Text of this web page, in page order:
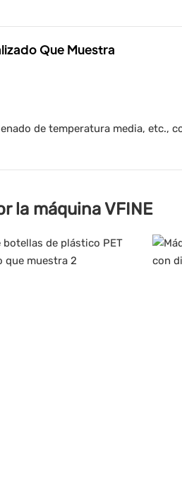
Que Muestra
de temperatura media, etc.,
la máquina VFINE